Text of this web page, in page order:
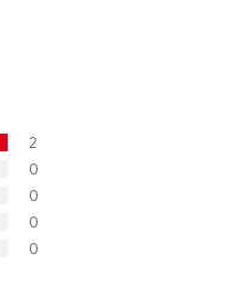
2
0
0
0
0